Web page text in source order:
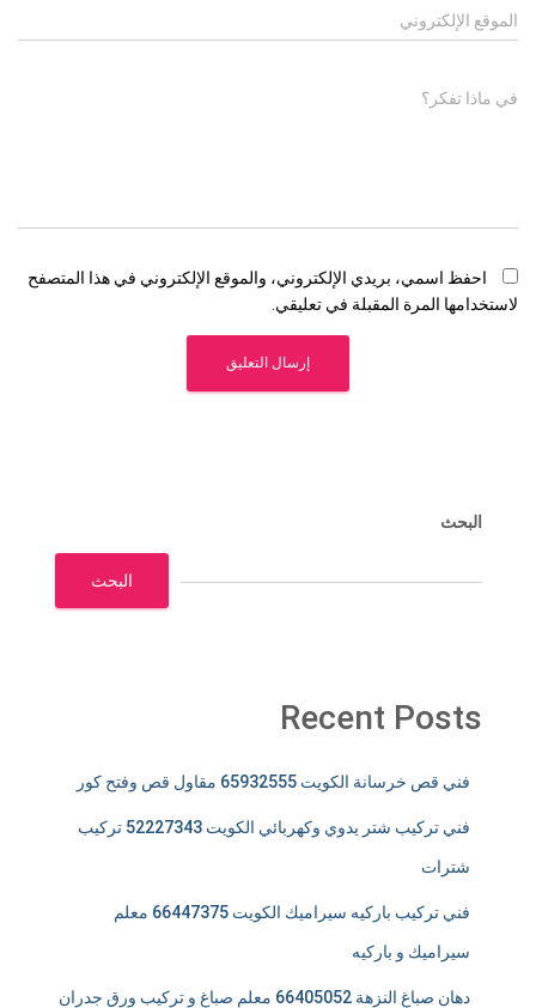
الموقع الإلكتروني
في ماذا تفكر؟
احفظ اسمي، بريدي الإلكتروني، والموقع الإلكتروني في هذا المتصفح
لاستخدامها المرة المقبلة في تعليقي.
البحث
البحث
Recent Posts
فني قص خرسانة الكويت 65932555 مقاول قص وفتح كور
فني تركيب شتر يدوي وكهربائي الكويت 52227343 تركيب
شترات
فني تركيب باركيه سيراميك الكويت 66447375 معلم
سيراميك و باركيه
دهان صباغ النزهة 66405052 معلم صباغ و تركيب ورق جدران